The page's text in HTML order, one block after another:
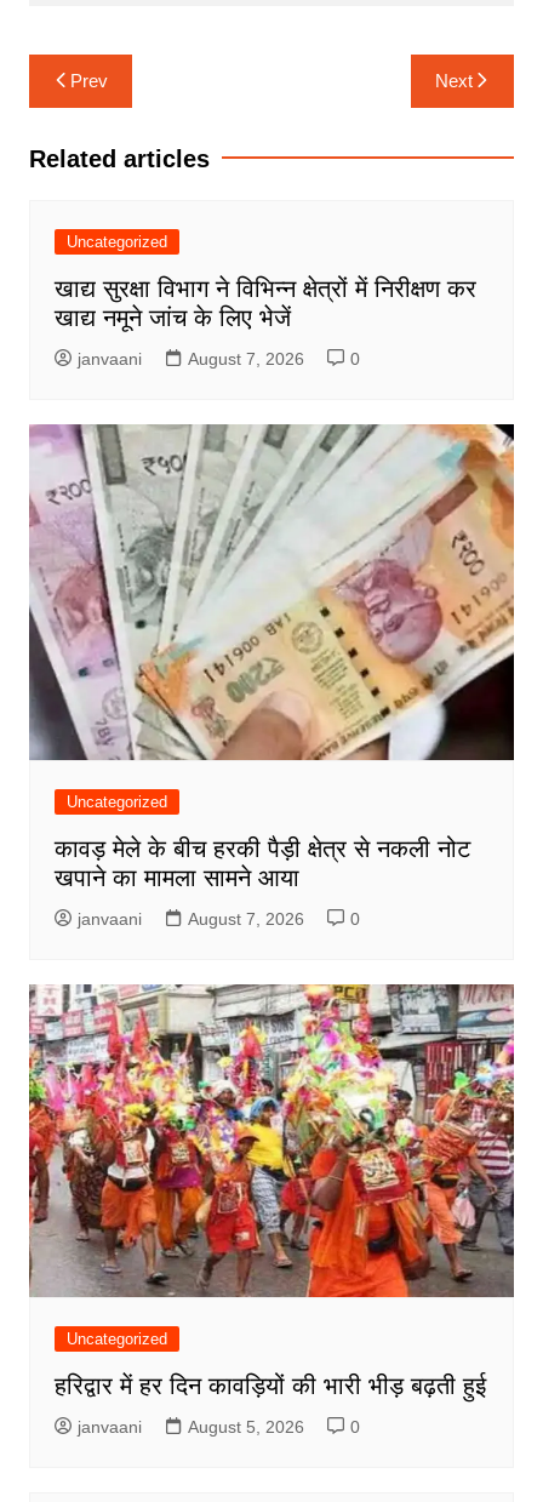
Post
navigation
Prev Next
Related articles
Uncategorized
खाद्य सुरक्षा विभाग ने विभिन्न क्षेत्रों में निरीक्षण कर
खाद्य नमूने जांच के लिए भेजें
janvaani August 7, 2026 0
Uncategorized
कावड़ मेले के बीच हरकी पैड़ी क्षेत्र से नकली नोट
खपाने का मामला सामने आया
janvaani August 7, 2026 0
Uncategorized
हरिद्वार में हर दिन कावड़ियों की भारी भीड़ बढ़ती हुई
janvaani August 5, 2026 0